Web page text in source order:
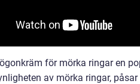
för mörka ringar en
av mörka ringar,